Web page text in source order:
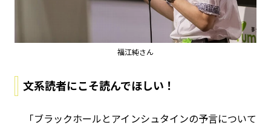
福江純さん
文系読者にこそ読んでほしい！
「ブラックホールとアインシュタインの予言について